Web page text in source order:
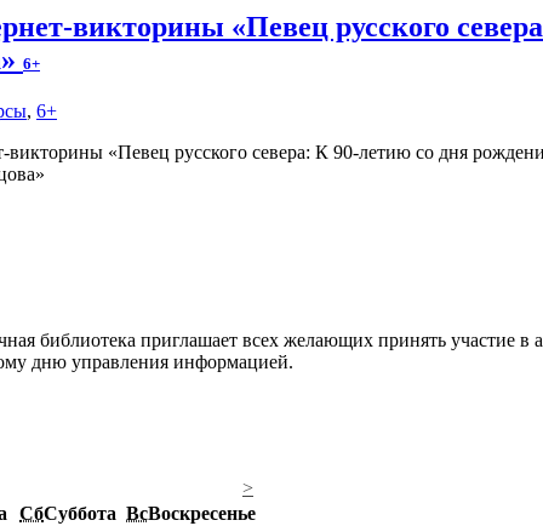
викторины «Певец русского
6+
, 6+
библиотека приглашает всех желающих принять участие в
дню управления информацией.
>
СбСуббота ВсВоскресенье